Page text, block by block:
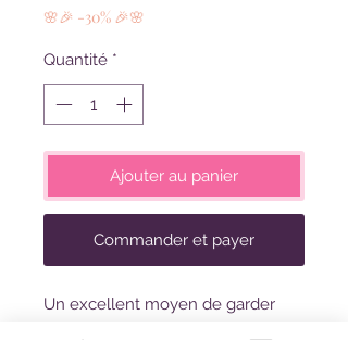
🌸🎉 -30% 🎉🌸
Quantité *
Ajouter au panier
Commander et payer
Un excellent moyen de garder